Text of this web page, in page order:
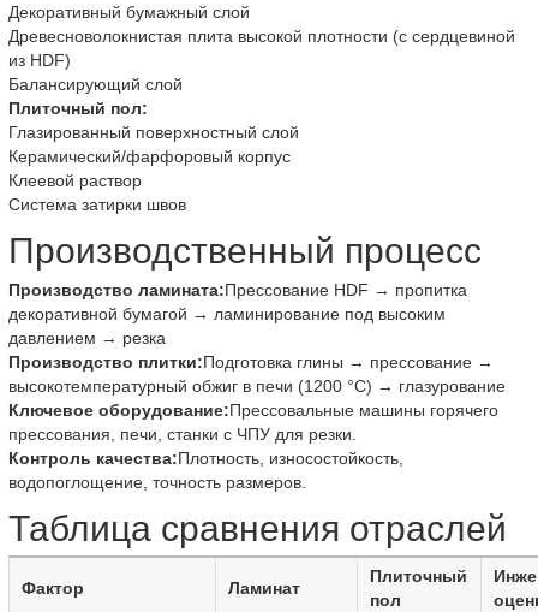
Декоративный бумажный слой
Древесноволокнистая плита высокой плотности (с сердцевиной
из HDF)
Балансирующий слой
Плиточный пол:
Глазированный поверхностный слой
Керамический/фарфоровый корпус
Клеевой раствор
Система затирки швов
Производственный процесс
Производство ламината:Прессование HDF → пропитка
декоративной бумагой → ламинирование под высоким
давлением → резка
Производство плитки:Подготовка глины → прессование →
высокотемпературный обжиг в печи (1200 °C) → глазурование
Ключевое оборудование:Прессовальные машины горячего
прессования, печи, станки с ЧПУ для резки.
Контроль качества:Плотность, износостойкость,
водопоглощение, точность размеров.
Таблица сравнения отраслей
Фактор Ламинат
Плиточный
пол